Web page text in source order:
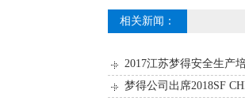
相关新闻：
2017江苏梦得安全生产
梦得公司出席2018SF